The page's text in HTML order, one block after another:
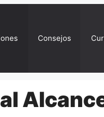
Consejos